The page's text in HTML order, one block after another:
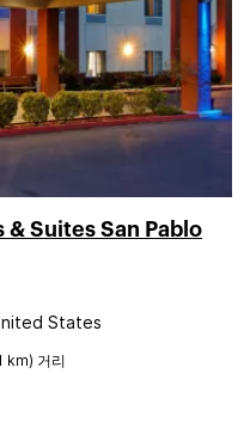
& Suites San Pablo
States
km) 거리